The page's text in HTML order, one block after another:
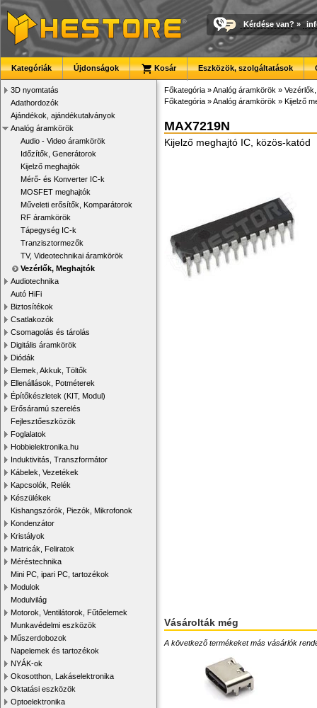
Kérdése van? »
Kategóriák Újdonságok Kosár Eszközök, szolgáltatások
3D nyomtatás
Adathordozók
Ajándékok, ajándékutalványok
Analóg áramkörök
Audio - Video áramkörök
Időzítők, Generátorok
Kijelző meghajtók
Mérő- és Konverter IC-k
MOSFET meghajtók
Műveleti erősítők, Komparátorok
RF áramkörök
Tápegység IC-k
Tranzisztormezők
TV, Videotechnikai áramkörök
Vezérlők, Meghajtók
Audiotechnika
Autó HiFi
Biztosítékok
Csatlakozók
Csomagolás és tárolás
Digitális áramkörök
Diódák
Elemek, Akkuk, Töltők
Ellenállások, Potméterek
Építőkészletek (KIT, Modul)
Erősáramú szerelés
Fejlesztőeszközök
Foglalatok
Hobbielektronika.hu
Induktivitás, Transzformátor
Kábelek, Vezetékek
Kapcsolók, Relék
Készülékek
Kishangszórók, Piezók, Mikrofonok
Kondenzátor
Kristályok
Matricák, Feliratok
Méréstechnika
Mini PC, ipari PC, tartozékok
Modulok
Modulvilág
Motorok, Ventilátorok, Fűtőelemek
Munkavédelmi eszközök
Műszerdobozok
Napelemek és tartozékok
NYÁK-ok
Okosotthon, Lakáselektronika
Oktatási eszközök
Optoelektronika
Főkategória »Analóg áramkörök »
Főkategória »Analóg áramkörök » Kijelző
MAX7219N
Kijelző meghajtó IC, közös-katód
Vásárolták még
A következő termékeket más vásárlók